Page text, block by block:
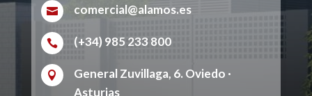
 comercial@alamos.es
 (+34) 985 233 800

General Zuvillaga, 6. Oviedo ·
Asturias